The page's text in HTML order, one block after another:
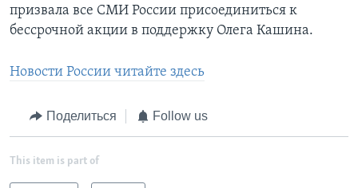
призвала все СМИ России присоединиться к
бессрочной акции в поддержку Олега Кашина.
Новости России читайте здесь
Поделиться Follow us
This item is part of